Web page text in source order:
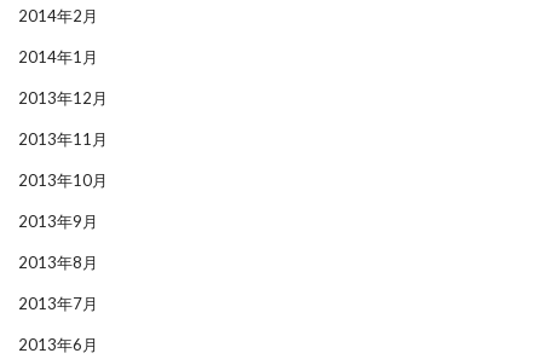
2014年2月
2014年1月
2013年12月
2013年11月
2013年10月
2013年9月
2013年8月
2013年7月
2013年6月